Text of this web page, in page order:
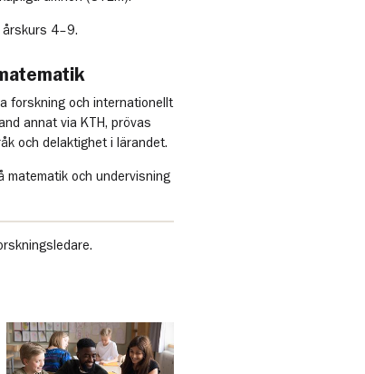
årskurs 4–9.
forskning och internationellt
annat via KTH, prövas
och delaktighet i lärandet.
matematik och undervisning